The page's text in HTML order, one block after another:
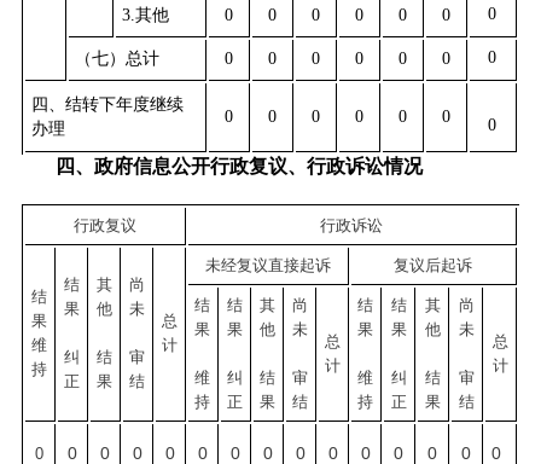
3.其他 0 0 0 0 0 0 0
（七）总计 0 0 0 0 0 0 0
四、结转下年度继续
办理
0 0 0 0 0 0 0
四、政府信息公开行政复议、行政诉讼情况
行政复议 行政诉讼
结
果
维
持
结
果
纠
正
其
他
结
果
尚
未
审
结
总
计
未经复议直接起诉 复议后起诉
结
果
维
持
结
果
纠
正
其
他
结
果
尚
未
审
结
总
计
结
果
维
持
结
果
纠
正
其
他
结
果
尚
未
审
结
总
计
0 0 0 0 0 0 0 0 0 0 0 0 0 0 0